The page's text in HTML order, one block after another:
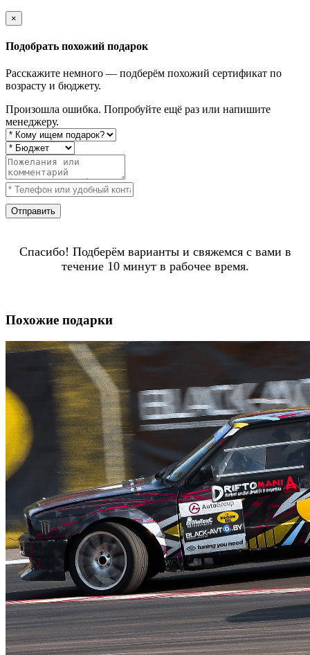
×
Подобрать похожий подарок
Расскажите немного — подберём похожий сертификат по
возрасту и бюджету.
Произошла ошибка. Попробуйте ещё раз или напишите
менеджеру.
Отправить
Спасибо! Подберём варианты и свяжемся с вами в
течение 10 минут в рабочее время.
Похожие подарки